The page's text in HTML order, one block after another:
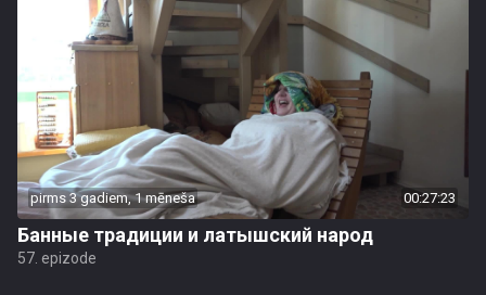
pirms 3 gadiem, 1 mēneša 00:27:23
Банные традиции и латышский народ
57. epizode